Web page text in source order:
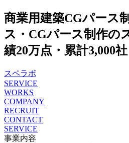
商業用建築CGパース
ス・CGパース制作の
績20万点・累計3,000社
スペラボ
SERVICE
WORKS
COMPANY
RECRUIT
CONTACT
SERVICE
事業内容